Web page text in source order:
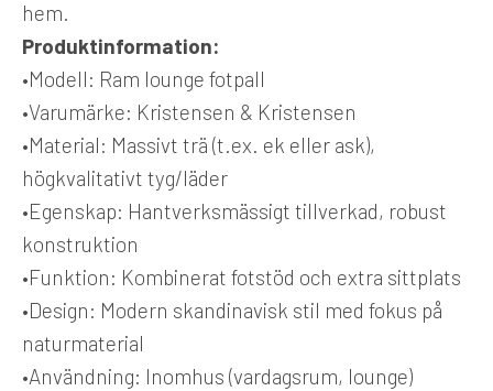
hem.
Produktinformation:
•Modell: Ram lounge fotpall
•Varumärke: Kristensen & Kristensen
•Material: Massivt trä (t.ex. ek eller ask),
högkvalitativt tyg/läder
•Egenskap: Hantverksmässigt tillverkad, robust
konstruktion
•Funktion: Kombinerat fotstöd och extra sittplats
•Design: Modern skandinavisk stil med fokus på
naturmaterial
•Användning: Inomhus (vardagsrum, lounge)